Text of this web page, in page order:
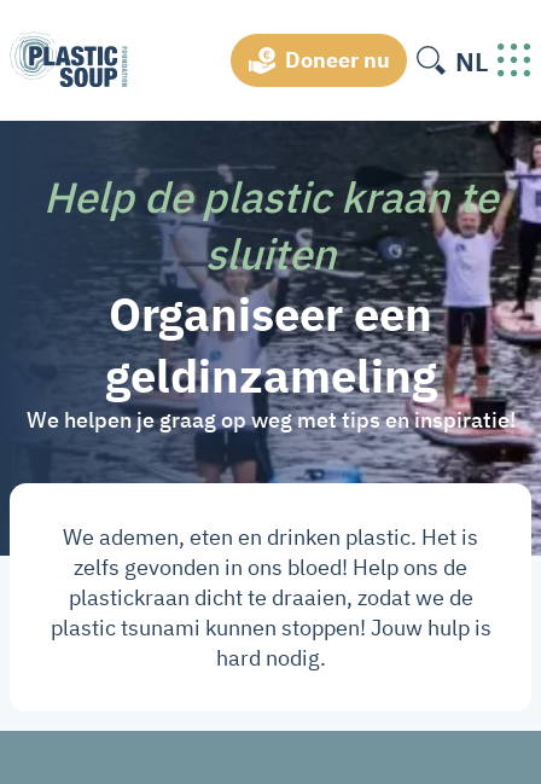
Doneer nu NL
Help de plastic kraan te
sluiten
Organiseer een
geldinzameling
We helpen je graag op weg met tips en inspiratie!
We ademen, eten en drinken plastic. Het is
zelfs gevonden in ons bloed! Help ons de
plastickraan dicht te draaien, zodat we de
plastic tsunami kunnen stoppen! Jouw hulp is
hard nodig.